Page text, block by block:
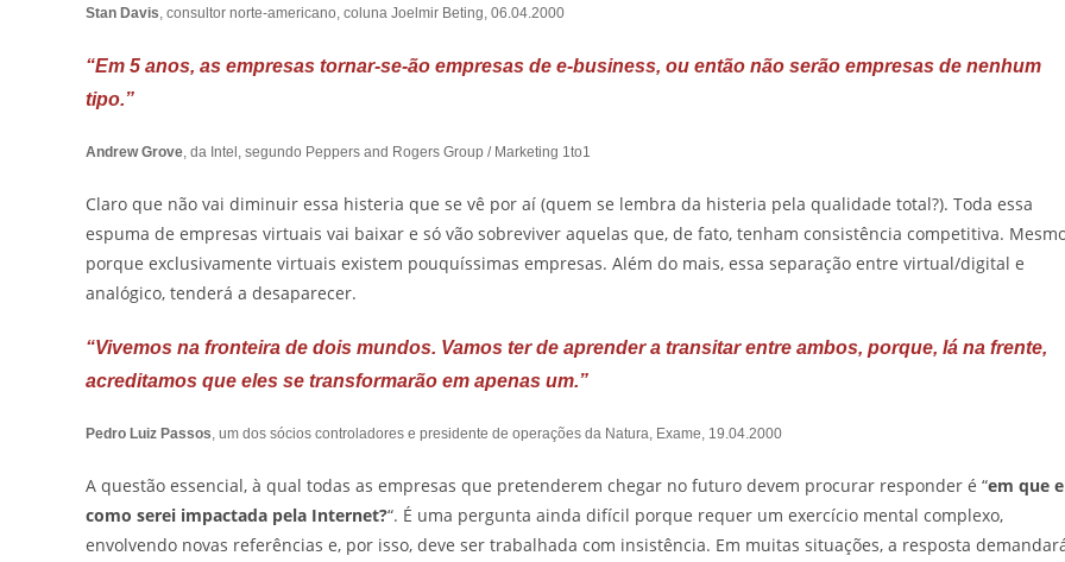
Stan Davis, consultor norte-americano, coluna Joelmir Beting, 06.04.2000
“Em 5 anos, as empresas tornar-se-ão empresas de e-business, ou então não serão empresas de nenhum
tipo.”
Andrew Grove, da Intel, segundo Peppers and Rogers Group / Marketing 1to1
Claro que não vai diminuir essa histeria que se vê por aí (quem se lembra da histeria pela qualidade total?). Toda essa
espuma de empresas virtuais vai baixar e só vão sobreviver aquelas que, de fato, tenham consistência competitiva.
porque exclusivamente virtuais existem pouquíssimas empresas. Além do mais, essa separação entre virtual/digital e
analógico, tenderá a desaparecer.
“Vivemos na fronteira de dois mundos. Vamos ter de aprender a transitar entre ambos, porque, lá na frente,
acreditamos que eles se transformarão em apenas um.”
Pedro Luiz Passos, um dos sócios controladores e presidente de operações da Natura, Exame, 19.04.2000
A questão essencial, à qual todas as empresas que pretenderem chegar no futuro devem procurar responder é “em que e
como serei impactada pela Internet?“. É uma pergunta ainda difícil porque requer um exercício mental complexo,
envolvendo novas referências e, por isso, deve ser trabalhada com insistência. Em muitas situações, a resposta